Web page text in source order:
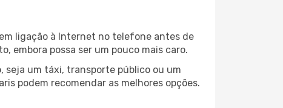
ligação à Internet no telefone antes de
embora possa ser um pouco mais caro.
seja um táxi, transporte público ou um
podem recomendar as melhores opções.